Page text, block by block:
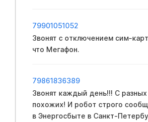
79901051052
Звонят с отключением сим-
что Мегафон.
79861836389
Звонят каждый день!!! С
похожих! И робот строго
в Энергосбыте в Санкт-